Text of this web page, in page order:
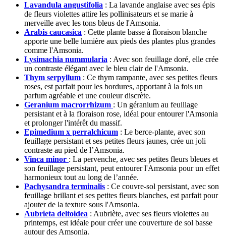
Lavandula angustifolia : La lavande anglaise avec ses épis
de fleurs violettes attire les pollinisateurs et se marie à
merveille avec les tons bleus de l'Amsonia.
Arabis caucasica : Cette plante basse à floraison blanche
apporte une belle lumière aux pieds des plantes plus grandes
comme l'Amsonia.
Lysimachia nummularia : Avec son feuillage doré, elle crée
un contraste élégant avec le bleu clair de l'Amsonia.
Thym serpyllum : Ce thym rampante, avec ses petites fleurs
roses, est parfait pour les bordures, apportant à la fois un
parfum agréable et une couleur discrète.
Geranium macrorrhizum : Un géranium au feuillage
persistant et à la floraison rose, idéal pour entourer l'Amsonia
et prolonger l'intérêt du massif.
Epimedium x perralchicum : Le berce-plante, avec son
feuillage persistant et ses petites fleurs jaunes, crée un joli
contraste au pied de l’Amsonia.
Vinca minor : La pervenche, avec ses petites fleurs bleues et
son feuillage persistant, peut entourer l'Amsonia pour un effet
harmonieux tout au long de l’année.
Pachysandra terminalis : Ce couvre-sol persistant, avec son
feuillage brillant et ses petites fleurs blanches, est parfait pour
ajouter de la texture sous l'Amsonia.
Aubrieta deltoidea : Aubriète, avec ses fleurs violettes au
printemps, est idéale pour créer une couverture de sol basse
autour des Amsonia.